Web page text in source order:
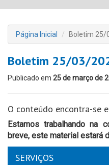
Página Inicial Boletim 25/
Boletim 25/03/
Publicado em 25 de março de
O conteúdo encontra-se
Estamos trabalhando na
breve, este material estará
SERVIÇOS